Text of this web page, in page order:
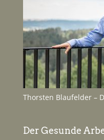
Thorsten Blaufelder –
Der Gesunde